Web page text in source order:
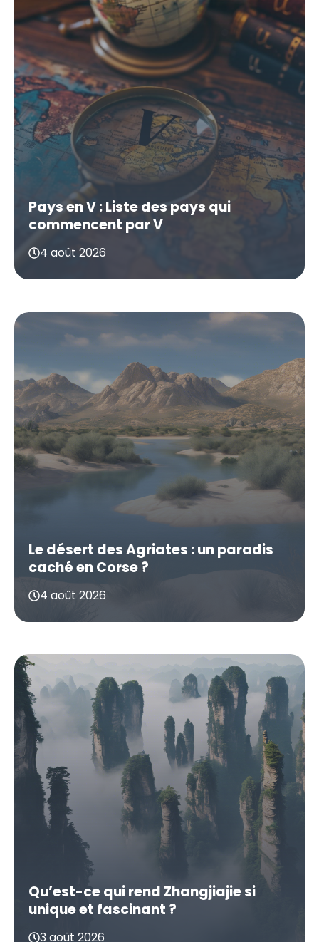
Pays en V : Liste des pays qui
commencent par V
4 août 2026
Le désert des Agriates : un paradis
caché en Corse ?
4 août 2026
Qu’est-ce qui rend Zhangjiajie si
unique et fascinant ?
3 août 2026